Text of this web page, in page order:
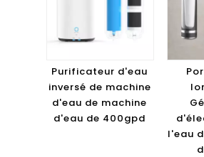
Purificateur d'eau
inversé de machine
d'eau de machine
d'eau de 400gpd
l'eau